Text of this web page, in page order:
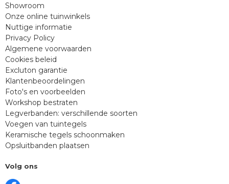
Showroom
Onze online tuinwinkels
Nuttige informatie
Privacy Policy
Algemene voorwaarden
Cookies beleid
Excluton garantie
Klantenbeoordelingen
Foto's en voorbeelden
Workshop bestraten
Legverbanden: verschillende soorten
Voegen van tuintegels
Keramische tegels schoonmaken
Opsluitbanden plaatsen
Volg ons